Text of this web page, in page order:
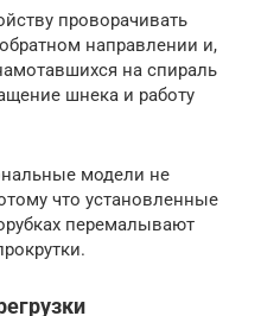
проворачивать
направлении и,
на спираль
шнека и работу
модели не
что установленные
перемалывают